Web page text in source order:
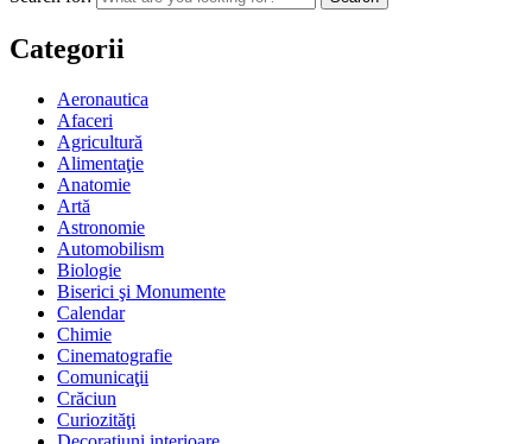
Categorii
Aeronautica
Afaceri
Agricultură
Alimentaţie
Anatomie
Artă
Astronomie
Automobilism
Biologie
Biserici şi Monumente
Calendar
Chimie
Cinematografie
Comunicaţii
Crăciun
Curiozităţi